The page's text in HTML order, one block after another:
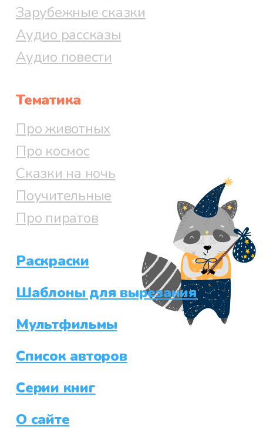
Зарубежные сказки
Аудио рассказы
Аудио повести
Тематика
Про животных
Про космос
Сказки на ночь
Поучительные
Про пиратов
Раскраски
Шаблоны для вырезания
Мультфильмы
Список авторов
Серии книг
О сайте